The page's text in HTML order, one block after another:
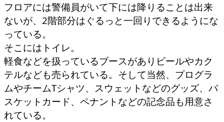
フロアには警備員がいて下には降りることは出来
ないが、2階部分はぐるっと一回りできるようにな
っている。
そこにはトイレ。
軽食などを扱っているブースがありビールやカク
テルなども売られている。 そして当然、プログラ
ムやチームTシャツ、スウェットなどのグッズ、バ
スケットカード、ペナントなどの記念品も用意さ
れている。